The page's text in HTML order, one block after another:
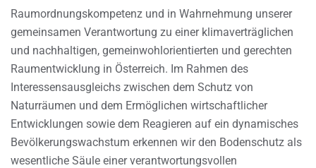
Raumordnungskompetenz und in Wahrnehmung unserer
gemeinsamen Verantwortung zu einer klimaverträglichen
und nachhaltigen, gemeinwohlorientierten und gerechten
Raumentwicklung in Österreich. Im Rahmen des
Interessensausgleichs zwischen dem Schutz von
Naturräumen und dem Ermöglichen wirtschaftlicher
Entwicklungen sowie dem Reagieren auf ein dynamisches
Bevölkerungswachstum erkennen wir den Bodenschutz als
wesentliche Säule einer verantwortungsvollen